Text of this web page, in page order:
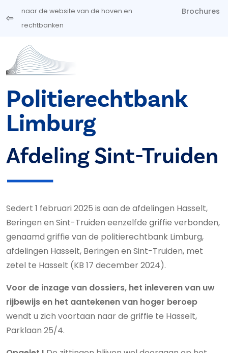
Overslaan en naar de inhoud gaan
naar de website van de hoven en
rechtbanken
Brochures
Politierechtbank
Limburg
Afdeling Sint-Truiden
Sedert 1 februari 2025 is aan de afdelingen Hasselt,
Beringen en Sint-Truiden eenzelfde griffie verbonden,
genaamd griffie van de politierechtbank Limburg,
afdelingen Hasselt, Beringen en Sint-Truiden, met
zetel te Hasselt (KB 17 december 2024).
Voor de inzage van dossiers, het inleveren van uw
rijbewijs en het aantekenen van hoger beroep
wendt u zich voortaan naar de griffie te Hasselt,
Parklaan 25/4.